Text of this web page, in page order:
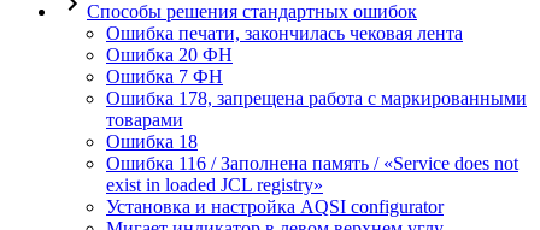
Способы решения стандартных ошибок
Ошибка печати, закончилась чековая лента
Ошибка 20 ФН
Ошибка 7 ФН
Ошибка 178, запрещена работа с маркированными
товарами
Ошибка 18
Ошибка 116 / Заполнена память / «Service does not
exist in loaded JCL registry»
Установка и настройка AQSI configurator